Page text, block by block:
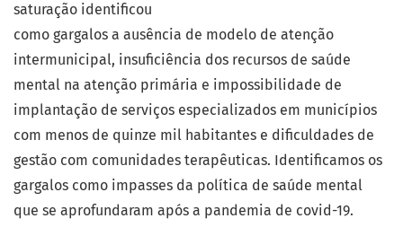
saturação identificou
como gargalos a ausência de modelo de atenção
intermunicipal, insuficiência dos recursos de saúde
mental na atenção primária e impossibilidade de
implantação de serviços especializados em municípios
com menos de quinze mil habitantes e dificuldades de
gestão com comunidades terapêuticas. Identificamos os
gargalos como impasses da política de saúde mental
que se aprofundaram após a pandemia de covid-19.